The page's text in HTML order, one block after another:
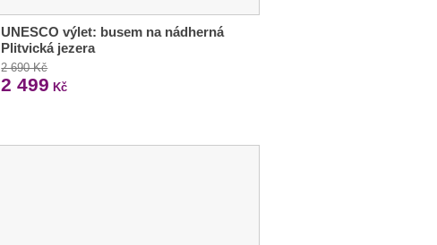
UNESCO výlet: busem na nádherná
Plitvická jezera
2 690 Kč
2 499 Kč